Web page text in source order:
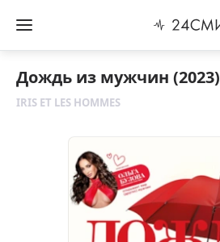
Дождь из мужчин (2023)
IRIS ET LES HOMMES